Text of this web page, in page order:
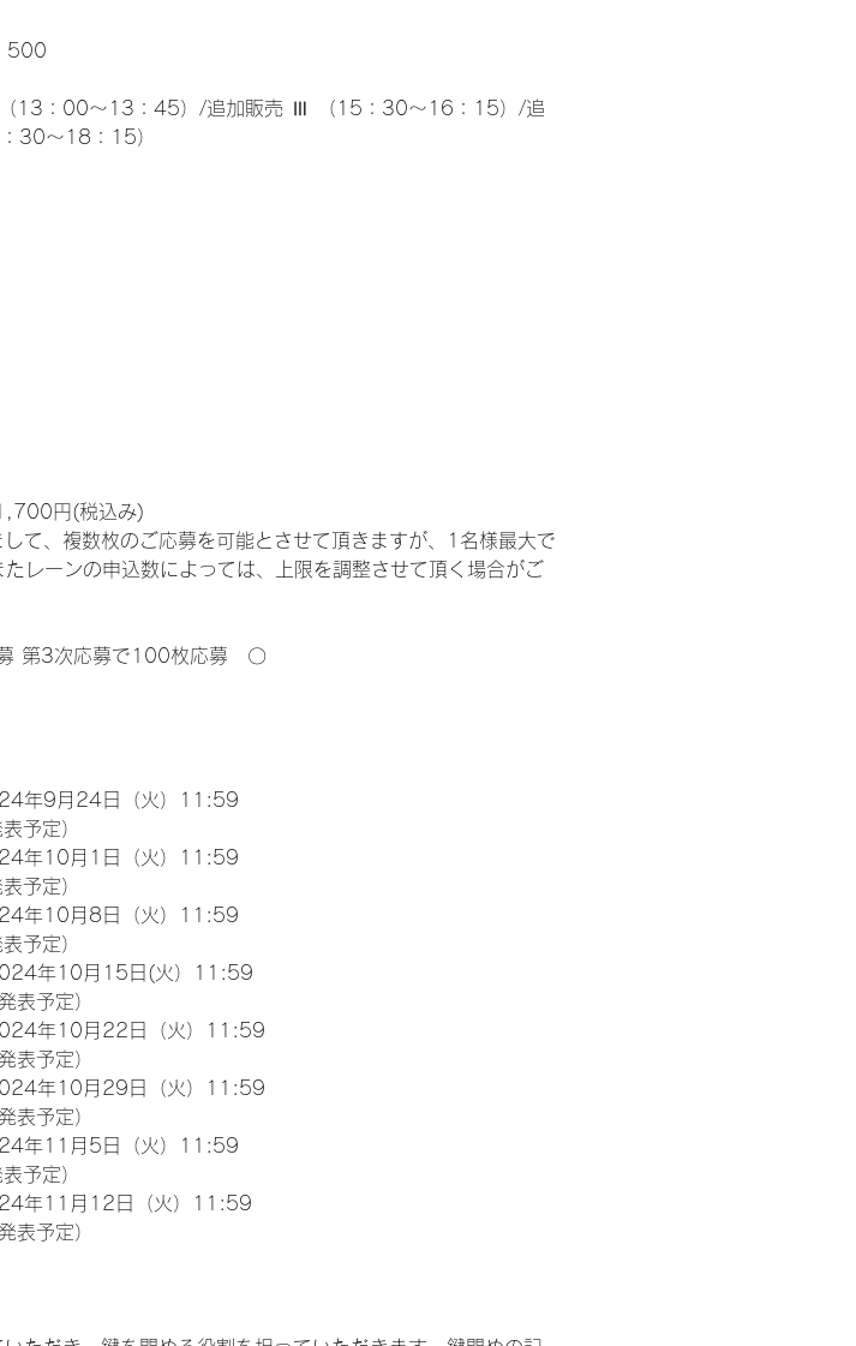
500
13：00～13：45）/追加販売 Ⅲ （15：30～16：15）/追
30～18：15）
円(税込み)
て、複数枚のご応募を可能とさせて頂きますが、1名様最大で
レーンの申込数によっては、上限を調整させて頂く場合がご
第3次応募で100枚応募　〇
年9月24日（火）11:59
予定）
年10月1日（火）11:59
予定）
年10月8日（火）11:59
予定）
年10月15日(火）11:59
表予定）
年10月22日（火）11:59
表予定）
年10月29日（火）11:59
表予定）
年11月5日（火）11:59
予定）
年11月12日（火）11:59
表予定）